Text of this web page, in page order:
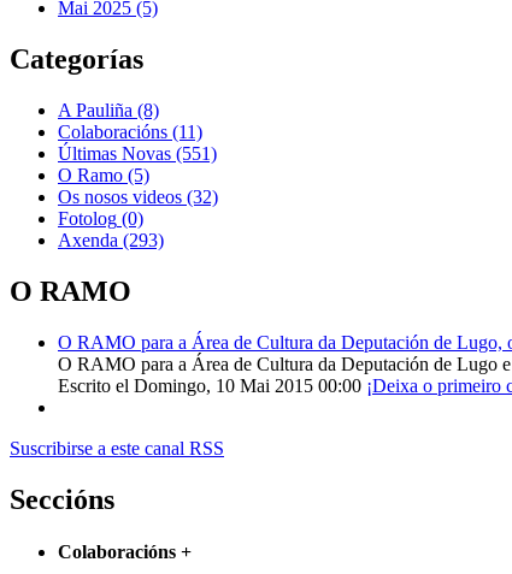
Mai 2025 (5)
Categorías
A Pauliña (8)
Colaboracións (11)
Últimas Novas (551)
O Ramo (5)
Os nosos videos (32)
Fotolog (0)
Axenda (293)
O RAMO
O RAMO para a Área de Cultura da Deputación de Lugo,
O RAMO para a Área de Cultura da Deputación de Lugo
Escrito el Domingo, 10 Mai 2015 00:00 ¡Deixa o primeiro
Suscribirse a este canal RSS
Seccións
Colaboracións +